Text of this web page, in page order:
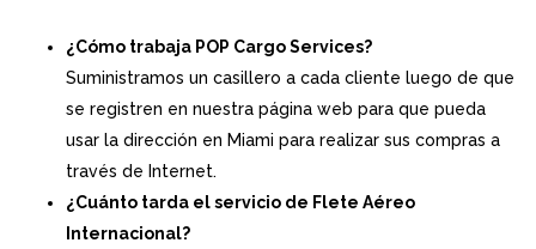
¿Cómo trabaja POP Cargo Services?
Suministramos un casillero a cada cliente luego de que
se registren en nuestra página web para que pueda
usar la dirección en Miami para realizar sus compras a
través de Internet.
¿Cuánto tarda el servicio de Flete Aéreo
Internacional?